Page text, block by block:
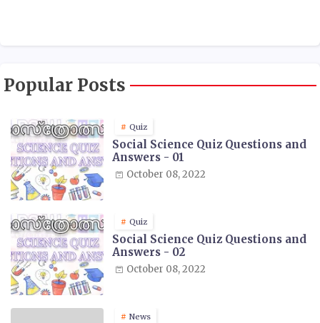
Popular Posts
Quiz
Social Science Quiz Questions and
Answers - 01
October 08, 2022
Quiz
Social Science Quiz Questions and
Answers - 02
October 08, 2022
News